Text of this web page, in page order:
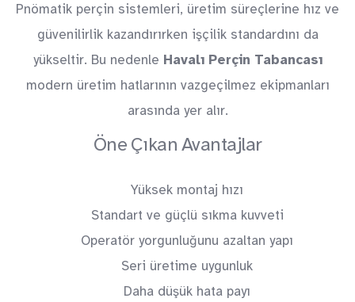
Pnömatik perçin sistemleri, üretim süreçlerine hız ve
güvenilirlik kazandırırken işçilik standardını da
yükseltir. Bu nedenle Havalı Perçin Tabancası
modern üretim hatlarının vazgeçilmez ekipmanları
arasında yer alır.
Öne Çıkan Avantajlar
Yüksek montaj hızı
Standart ve güçlü sıkma kuvveti
Operatör yorgunluğunu azaltan yapı
Seri üretime uygunluk
Daha düşük hata payı